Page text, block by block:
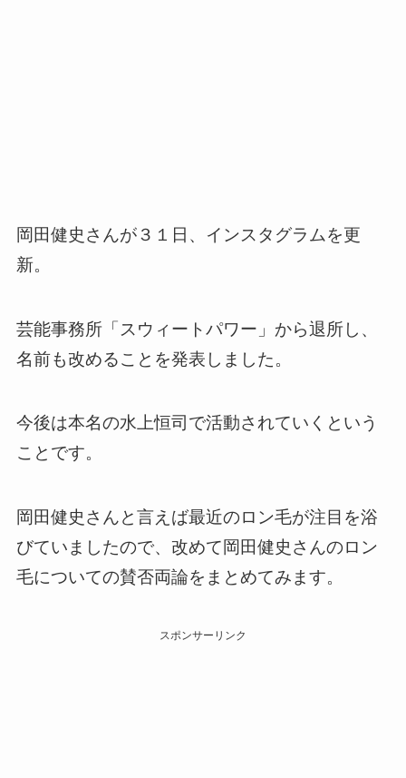
岡田健史さんが３１日、インスタグラムを更
新。
芸能事務所「スウィートパワー」から退所し、
名前も改めることを発表しました。
今後は本名の水上恒司で活動されていくという
ことです。
岡田健史さんと言えば最近のロン毛が注目を浴
びていましたので、改めて岡田健史さんのロン
毛についての賛否両論をまとめてみます。
スポンサーリンク